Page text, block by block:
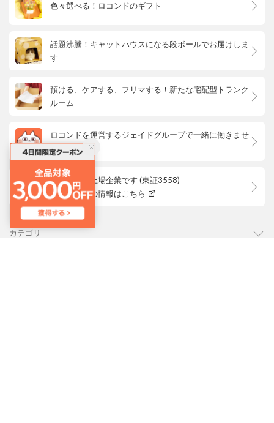
色々選べる！ロコンドのギフト
話題沸騰！キャットハウスになる段ボールでお届けしま
す
預ける、ケアする、フリマする！新たな宅配型トランク
ルーム
ロコンドを運営するジェイドグループで一緒に働きませ
んか？
ロコンドは上場企業です (東証3558)
株主優待等の情報はこちら
カテゴリ